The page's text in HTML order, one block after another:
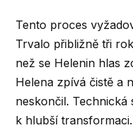
Tento proces
Trvalo přibližně tři
než se Helenin hlas
Helena zpívá čistě a
neskončil.
k hlubší transformaci.